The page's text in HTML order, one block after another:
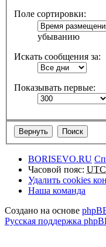
Поле сортировки:
убыванию
Искать сообщения за:
Показывать первые:
BORISEVO.RU
Часовой пояс:
Удалить cookies
Наша команда
Создано на основе
Русская поддержка